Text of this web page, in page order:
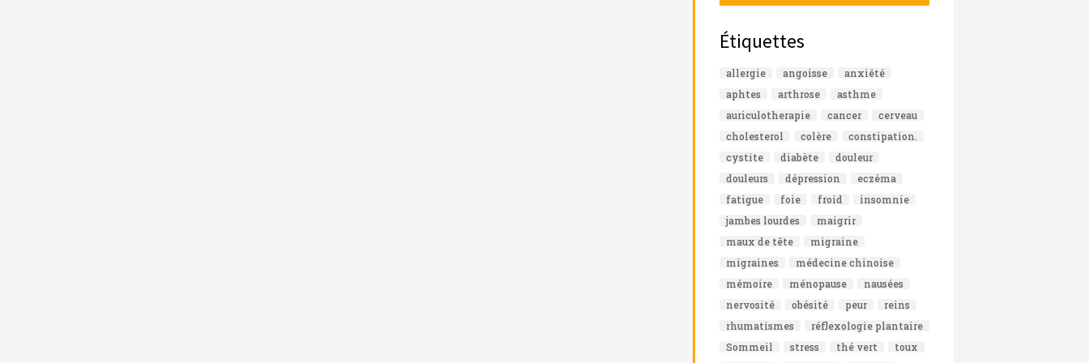
Étiquettes
allergie angoisse
anxiété
aphtes
arthrose
asthme
auriculotherapie
cancer
cerveau
cholesterol
colère
constipation.
cystite
diabète
douleur
douleurs
dépression
eczéma
fatigue
foie froid
insomnie
jambes lourdes
maigrir
maux de tête
migraine
migraines
médecine chinoise
mémoire
ménopause
nausées
nervosité
obésité peur
reins
rhumatismes
réflexologie plantaire
Sommeil
stress thé vert
toux